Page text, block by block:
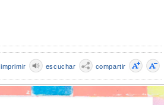
compartir
escuchar
imprimir